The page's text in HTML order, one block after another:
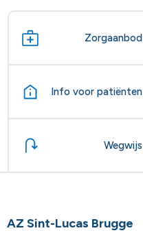
Zorgaanbod
Info voor patiënten
Wegwijs
AZ Sint-Lucas Brugge